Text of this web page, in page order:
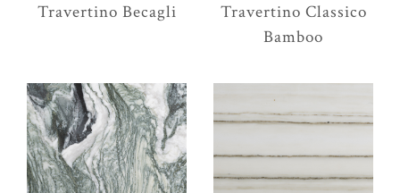
Travertino Becagli
Travertino Classico
Bamboo